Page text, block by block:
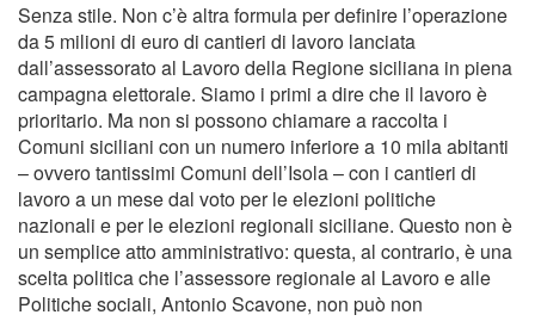
Senza stile. Non c’è altra formula per definire l’operazione
da 5 milioni di euro di cantieri di lavoro lanciata
dall’assessorato al Lavoro della Regione siciliana in piena
campagna elettorale. Siamo i primi a dire che il lavoro è
prioritario. Ma non si possono chiamare a raccolta i
Comuni siciliani con un numero inferiore a 10 mila abitanti
– ovvero tantissimi Comuni dell’Isola – con i cantieri di
lavoro a un mese dal voto per le elezioni politiche
nazionali e per le elezioni regionali siciliane. Questo non è
un semplice atto amministrativo: questa, al contrario, è una
scelta politica che l’assessore regionale al Lavoro e alle
Politiche sociali, Antonio Scavone, non può non